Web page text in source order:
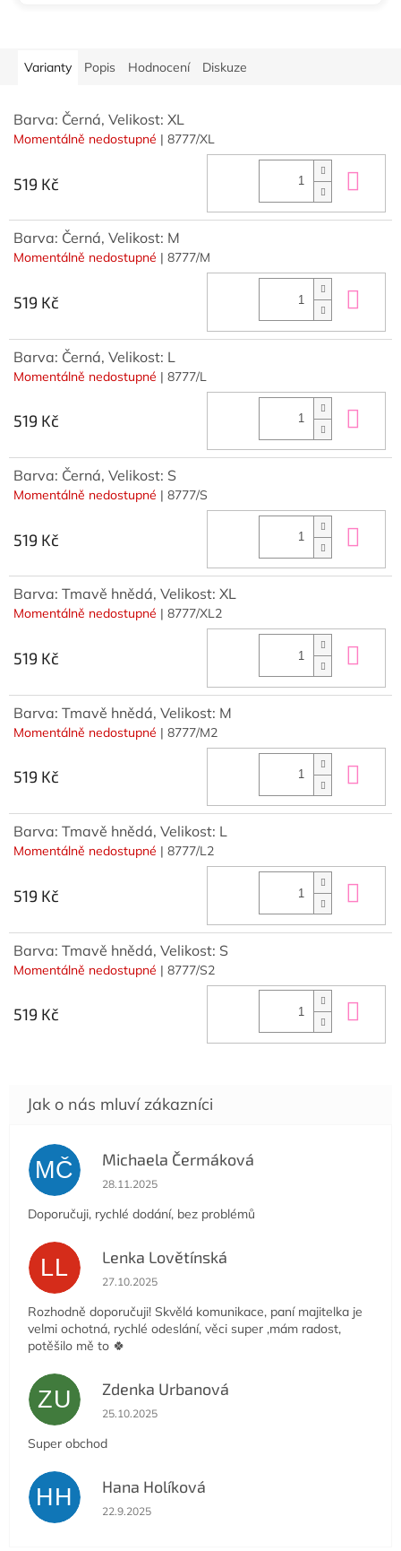
Varianty Popis Hodnocení Diskuze
Barva: Černá, Velikost: XL
Momentálně nedostupné | 8777/XL
519 Kč
Barva: Černá, Velikost: M
Momentálně nedostupné | 8777/M
519 Kč
Barva: Černá, Velikost: L
Momentálně nedostupné | 8777/L
519 Kč
Barva: Černá, Velikost: S
Momentálně nedostupné | 8777/S
519 Kč
Barva: Tmavě hnědá, Velikost: XL
Momentálně nedostupné | 8777/XL2
519 Kč
Barva: Tmavě hnědá, Velikost: M
Momentálně nedostupné | 8777/M2
519 Kč
Barva: Tmavě hnědá, Velikost: L
Momentálně nedostupné | 8777/L2
519 Kč
Barva: Tmavě hnědá, Velikost: S
Momentálně nedostupné | 8777/S2
519 Kč
MČ Michaela Čermáková
Hodnocení obchodu je 5 z 5 hvězdiček.
28.11.2025
Doporučuji, rychlé dodání, bez problémů
LL Lenka Lovětínská
Hodnocení obchodu je 5 z 5 hvězdiček.
27.10.2025
Rozhodně doporučuji! Skvělá komunikace, paní majitelka je
velmi ochotná, rychlé odeslání, věci super ,mám radost,
potěšilo mě to 🍀
ZU Zdenka Urbanová
Hodnocení obchodu je 5 z 5 hvězdiček.
25.10.2025
Super obchod
HH Hana Holíková
Hodnocení obchodu je 5 z 5 hvězdiček.
22.9.2025